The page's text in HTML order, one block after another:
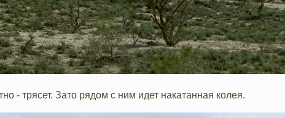
- трясет. Зато рядом с ним идет накатанная колея.